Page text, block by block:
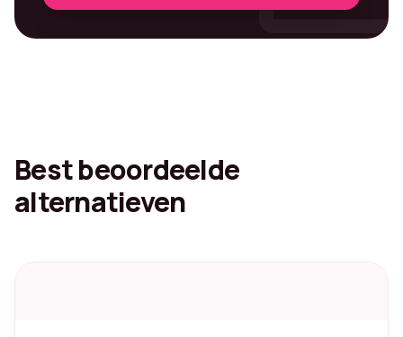
Best beoordeelde
alternatieven